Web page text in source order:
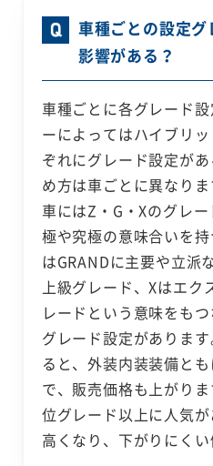
車種ごとの設定
影響がある？
車種ごとに各グレード
ーによってはハイブリ
ぞれにグレード設定が
め方は車ごとに異なり
車にはZ・G・Xのグレ
極や究極の意味合いを
はGRANDに主要や立派
上級グレード、Xはエク
レードという意味をも
グレード設定がありま
ると、外装内装装備と
で、販売価格も上がり
位グレード以上に人気
高くなり、下がりにくい